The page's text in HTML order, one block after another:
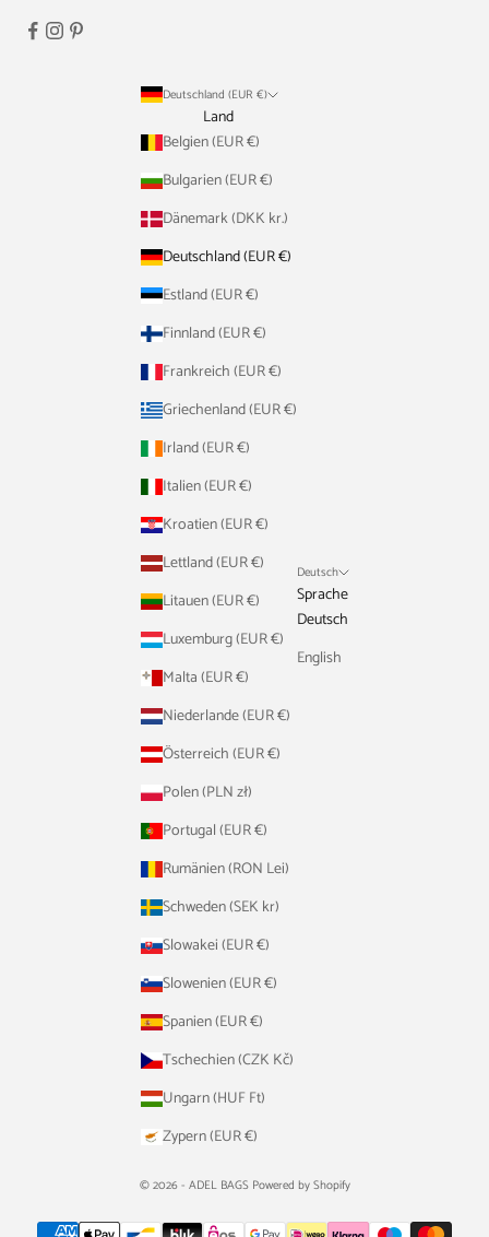
Deutschland (EUR €)
Land
Belgien (EUR €)
Bulgarien (EUR €)
Dänemark (DKK kr.)
Deutschland (EUR €)
Estland (EUR €)
Finnland (EUR €)
Frankreich (EUR €)
Griechenland (EUR €)
Irland (EUR €)
Italien (EUR €)
Kroatien (EUR €)
Lettland (EUR €)
Litauen (EUR €)
Luxemburg (EUR €)
Malta (EUR €)
Niederlande (EUR €)
Österreich (EUR €)
Polen (PLN zł)
Portugal (EUR €)
Rumänien (RON Lei)
Schweden (SEK kr)
Slowakei (EUR €)
Slowenien (EUR €)
Spanien (EUR €)
Tschechien (CZK Kč)
Ungarn (HUF Ft)
Zypern (EUR €)
Deutsch
Sprache
Deutsch
English
© 2026 - ADEL BAGS Powered by Shopify